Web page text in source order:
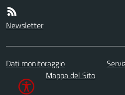
Newsletter
Dati monitoraggio
Mappa del Sito